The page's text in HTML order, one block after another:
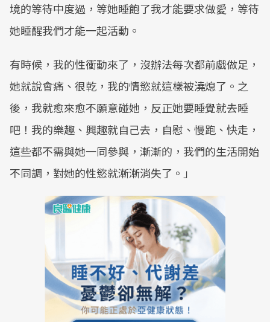
境的等待中度過，等她睡飽了我才能要求做愛，等待
她睡醒我們才能一起活動。
有時候，我的性衝動來了，沒辦法每次都前戲做足，
她就說會痛、很乾，我的情慾就這樣被澆熄了。之
後，我就愈來愈不願意碰她，反正她要睡覺就去睡
吧！我的樂趣、興趣就自己去，自慰、慢跑、快走，
這些都不需與她一同參與，漸漸的，我們的生活開始
不同調，對她的性慾就漸漸消失了。」